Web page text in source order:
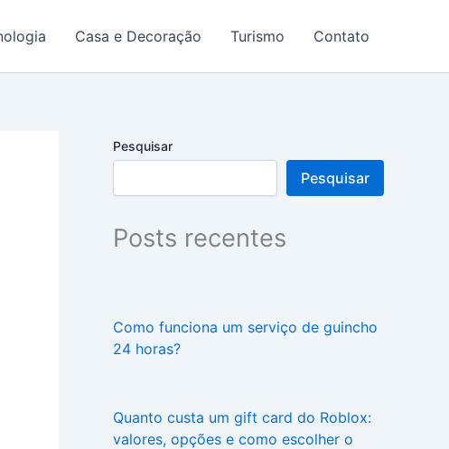
Casa e Decoração Turismo Contato
Pesquisar
Pesquisar
Posts recentes
Como funciona um serviço de guincho
24 horas?
Quanto custa um gift card do Roblox:
valores, opções e como escolher o